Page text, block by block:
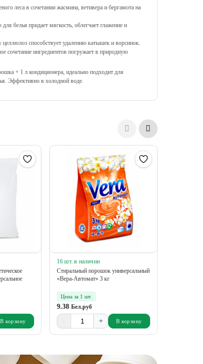
леса в сочетании жасмина, ветивера и бергамота на
белья придает мягкость, облегчает глажение и
целлюлоз способствует удалению катышек и ворсинок.
сочетание ингредиентов погружает в природную
+ 1 л кондиционера, идеально подходит для
Эффективно в холодной воде.
В корзину
16 шт. в наличии
Стиральный порошок универсальный
«Вера-Автомат» 3 кг
Цена за 1 шт.
9.38 Бел.руб
- + В корзину